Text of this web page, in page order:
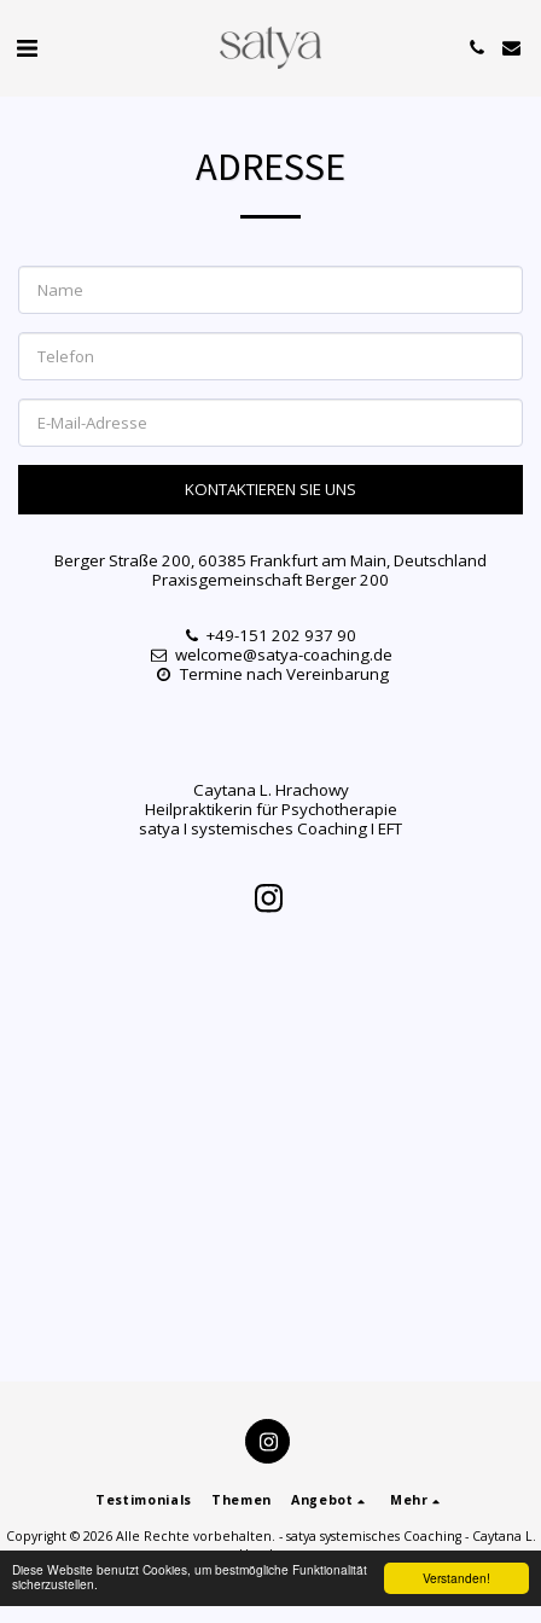
Verstanden!
Diese Website benutzt Cookies, um bestmögliche Funktionalität
sicherzustellen.
ADRESSE
KONTAKTIEREN SIE UNS
Berger Straße 200, 60385 Frankfurt am Main, Deutschland
Praxisgemeinschaft Berger 200
+49-151 202 937 90
welcome@satya-coaching.de
Termine nach Vereinbarung
Caytana L. Hrachowy
Heilpraktikerin für Psychotherapie
satya I systemisches Coaching I EFT
Testimonials Themen Angebot Mehr
Copyright © 2026 Alle Rechte vorbehalten. - satya systemisches Coaching - Caytana L.
Hrachowy
Impressum|Datenschutzerklärung